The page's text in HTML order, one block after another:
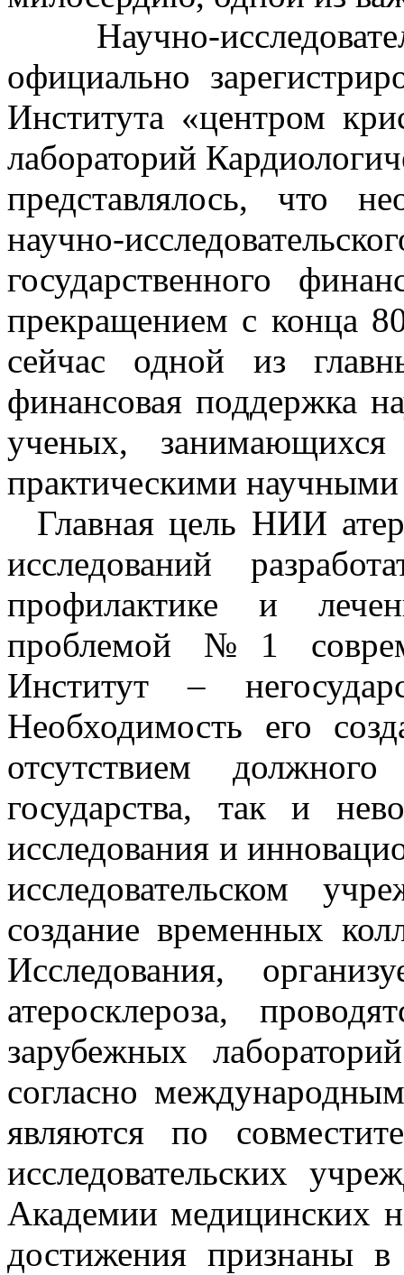
Научно-
официально
Института «центром
лабораторий
представлялось, что
научно-
государственного
прекращением с конца
сейчас одной из
финансовая поддержка
ученых,
практическими научными
Главная цель НИИ
исследований
профилактике и
проблемой №1
Институт –
Необходимость его
отсутствием
государства, так и
исследования и
исследовательском
создание временных
Исследования,
атеросклероза,
зарубежных
согласно
являются по
исследовательских
Академии медицинских
достижения признаны